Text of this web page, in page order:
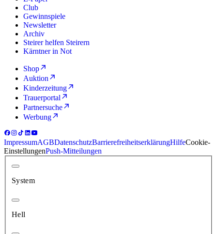
Club
Gewinnspiele
Newsletter
Archiv
Steirer helfen Steirern
Kärntner in Not
Shop
Auktion
Kinderzeitung
Trauerportal
Partnersuche
Werbung
ImpressumAGBDatenschutzBarrierefreiheitserklärungHilfeCookie-
EinstellungenPush-Mitteilungen
System
Hell